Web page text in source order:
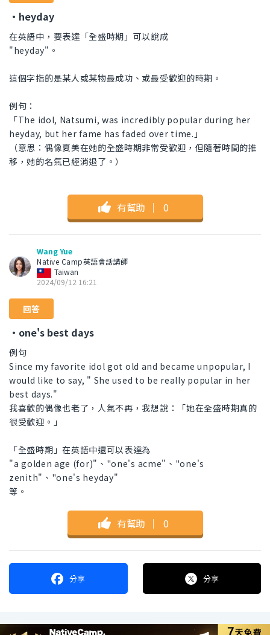
・heyday
在英語中，要表達「全盛時期」可以說成
"heyday"。
這個字指的是某人或某物最成功、或最受歡迎的時期。
例句：
「The idol, Natsumi, was incredibly popular during her
heyday, but her fame has faded over time.」
（意思：偶像夏美在她的全盛時期非常受歡迎，但隨著時間的推
移，她的名氣已經消退了。）
有幫助 ｜ 0
Wang Yue
Native Camp英語會話講師
Taiwan
2024/09/12 16:21
回答
・one's best days
例句
Since my favorite idol got old and became unpopular, I
would like to say, " She used to be really popular in her
best days."
我喜歡的偶像也老了，人氣不再，我想說：「她在全盛時期真的
很受歡迎。」
「全盛時期」在英語中還可以表達為
"a golden age (for)"、"one's acme"、"one's
zenith"、"one's heyday"
等。
有幫助 ｜ 0
分享 分享